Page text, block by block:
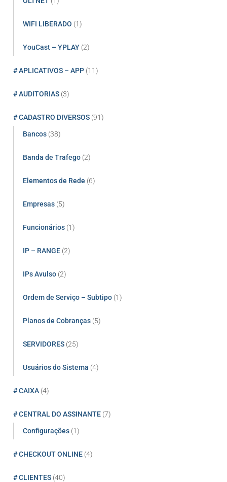
WIFI LIBERADO (1)
YouCast – YPLAY (2)
# APLICATIVOS – APP (11)
# AUDITORIAS (3)
# CADASTRO DIVERSOS (91)
Bancos (38)
Banda de Trafego (2)
Elementos de Rede (6)
Empresas (5)
Funcionários (1)
IP – RANGE (2)
IPs Avulso (2)
Ordem de Serviço – Subtipo (1)
Planos de Cobranças (5)
SERVIDORES (25)
Usuários do Sistema (4)
# CAIXA (4)
# CENTRAL DO ASSINANTE (7)
Configurações (1)
# CHECKOUT ONLINE (4)
# CLIENTES (40)